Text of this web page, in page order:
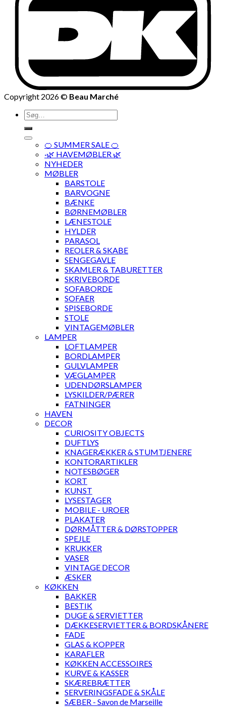
Copyright 2026 © Beau Marché
Søg
efter:
🍊 SUMMER SALE 🍊
·🌿 HAVEMØBLER 🌿
NYHEDER
MØBLER
BARSTOLE
BARVOGNE
BÆNKE
BØRNEMØBLER
LÆNESTOLE
HYLDER
PARASOL
REOLER & SKABE
SENGEGAVLE
SKAMLER & TABURETTER
SKRIVEBORDE
SOFABORDE
SOFAER
SPISEBORDE
STOLE
VINTAGEMØBLER
LAMPER
LOFTLAMPER
BORDLAMPER
GULVLAMPER
VÆGLAMPER
UDENDØRSLAMPER
LYSKILDER/PÆRER
FATNINGER
HAVEN
DECOR
CURIOSITY OBJECTS
DUFTLYS
KNAGERÆKKER & STUMTJENERE
KONTORARTIKLER
NOTESBØGER
KORT
KUNST
LYSESTAGER
MOBILE - UROER
PLAKATER
DØRMÅTTER & DØRSTOPPER
SPEJLE
KRUKKER
VASER
VINTAGE DECOR
ÆSKER
KØKKEN
BAKKER
BESTIK
DUGE & SERVIETTER
DÆKKESERVIETTER & BORDSKÅNERE
FADE
GLAS & KOPPER
KARAFLER
KØKKEN ACCESSOIRES
KURVE & KASSER
SKÆREBRÆTTER
SERVERINGSFADE & SKÅLE
SÆBER - Savon de Marseille